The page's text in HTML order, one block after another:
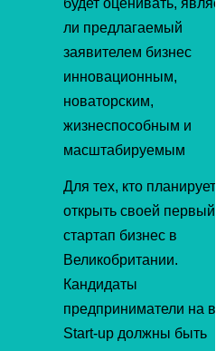
будет оценивать,
ли предлагаемый
заявителем бизнес
инновационным,
новаторским,
жизнеспособным и
масштабируемым
Для тех, кто планирует
открыть своей первый
стартап бизнес в
Великобритании.
Кандидаты
предприниматели на
Start-up должны быть